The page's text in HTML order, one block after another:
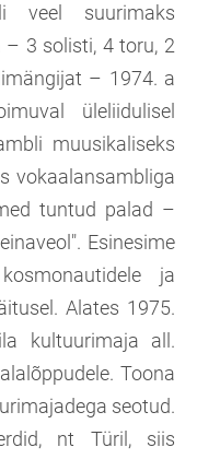
veel suurimaks
– 3 solisti, 4 toru, 2
– 1974. a
üleliidulisel
muusikaliseks
vokaalansambliga
tuntud palad –
Esinesime
ja
Alates 1975.
kultuurimaja all.
Toona
seotud.
nt Türil, siis